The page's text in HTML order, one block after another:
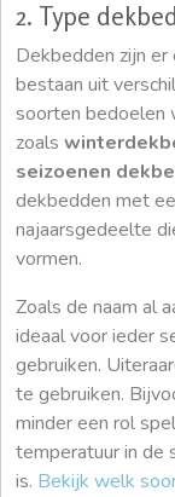
2. Type
Dekbedden zijn
bestaan uit
soorten bedoelen
zoals
seizoenen
dekbedden met
najaarsgedeelte
vormen.
Zoals de naam al
ideaal voor ieder
gebruiken.
te gebruiken.
minder een rol
temperatuur in de
is. Bekijk welk